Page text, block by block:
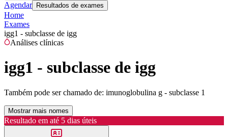
Agendar Resultados de exames
Home
Exames
igg1 - subclasse de igg
Análises clínicas
igg1 - subclasse de igg
Também pode ser chamado de: imunoglobulina g - subclasse 1
Mostrar mais nomes
Resultado em até 5 dias úteis